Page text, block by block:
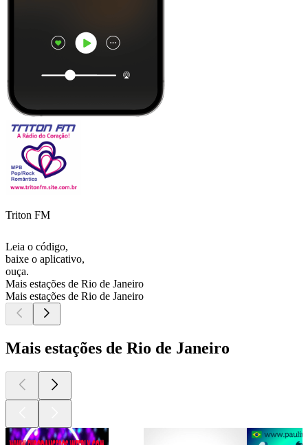
Triton FM
Leia o código,
baixe o aplicativo,
ouça.
Mais estações de Rio de Janeiro
Mais estações de Rio de Janeiro
Mais estações de Rio de Janeiro